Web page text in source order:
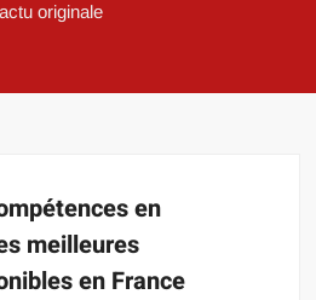
originale
en
meilleures
en France